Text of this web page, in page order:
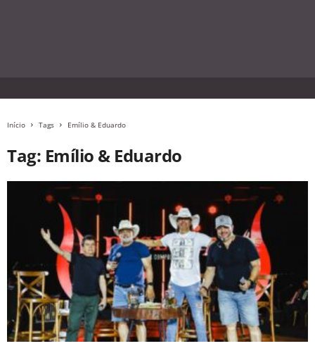
Início Tags Emílio & Eduardo
Tag: Emílio & Eduardo